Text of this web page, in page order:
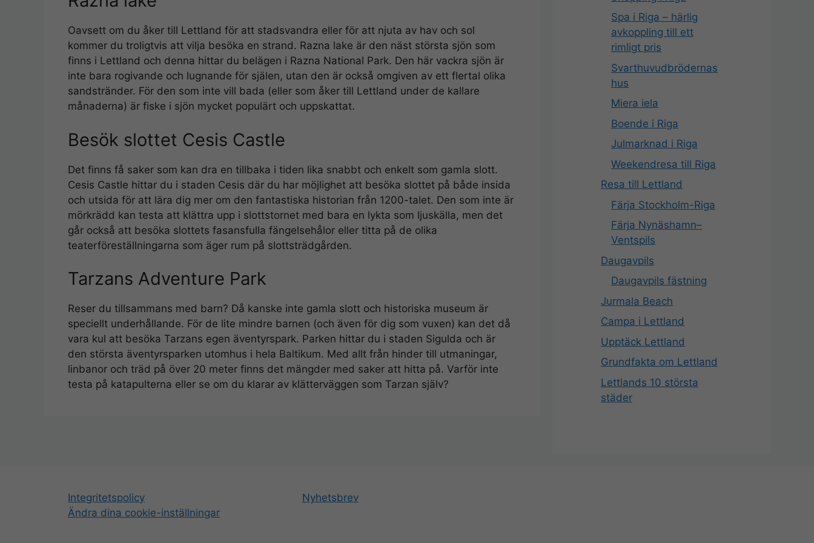
Oavsett om du åker till Lettland för att stadsvandra eller för att njuta av hav och sol
kommer du troligtvis att vilja besöka en strand. Razna lake är den näst största sjön som
finns i Lettland och denna hittar du belägen i Razna National Park. Den här vackra sjön är
inte bara rogivande och lugnande för själen, utan den är också omgiven av ett flertal olika
sandstränder. För den som inte vill bada (eller som åker till Lettland under de kallare
månaderna) är fiske i sjön mycket populärt och uppskattat.
Besök slottet Cesis Castle
Det finns få saker som kan dra en tillbaka i tiden lika snabbt och enkelt som gamla slott.
Cesis Castle hittar du i staden Cesis där du har möjlighet att besöka slottet på både insida
och utsida för att lära dig mer om den fantastiska historian från 1200-talet. Den som inte är
mörkrädd kan testa att klättra upp i slottstornet med bara en lykta som ljuskälla, men det
går också att besöka slottets fasansfulla fängelsehålor eller titta på de olika
teaterföreställningarna som äger rum på slottsträdgården.
Tarzans Adventure Park
Reser du tillsammans med barn? Då kanske inte gamla slott och historiska museum är
speciellt underhållande. För de lite mindre barnen (och även för dig som vuxen) kan det då
vara kul att besöka Tarzans egen äventyrspark. Parken hittar du i staden Sigulda och är
den största äventyrsparken utomhus i hela Baltikum. Med allt från hinder till utmaningar,
linbanor och träd på över 20 meter finns det mängder med saker att hitta på. Varför inte
testa på katapulterna eller se om du klarar av klätterväggen som Tarzan själv?
Spa i Riga – härlig
avkoppling till ett
rimligt pris
Svarthuvudbrödernas
hus
Miera iela
Boende i Riga
Julmarknad i Riga
Weekendresa till Riga
Resa till Lettland
Färja Stockholm-Riga
Färja Nynäshamn–
Ventspils
Daugavpils
Daugavpils fästning
Jurmala Beach
Campa i Lettland
Upptäck Lettland
Grundfakta om Lettland
Lettlands 10 största
städer
Integritetspolicy
Ändra dina cookie-inställningar
Nyhetsbrev